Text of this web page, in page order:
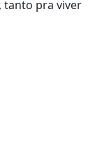
tanto pra viver